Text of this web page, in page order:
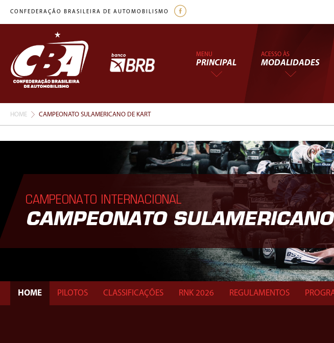
CONFEDERAÇÃO BRASILEIRA DE AUTOMOBILISMO
MENU
PRINCIPAL
ACESSO ÀS
MODALIDADES
HOME CAMPEONATO SULAMERICANO DE KART
CAMPEONATO INTERNACIONAL
CAMPEONATO
HOME PILOTOS CLASSIFICAÇÕES RNK 2026 REGULAMENTOS